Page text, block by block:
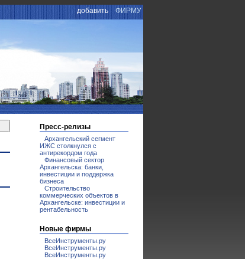
добавить ФИРМУ
Пресс-релизы
Архангельский сегмент
ИЖС столкнулся с
антирекордом года
Финансовый сектор
Архангельска: банки,
инвестиции и поддержка
бизнеса
Строительство
коммерческих объектов в
Архангельске: инвестиции и
рентабельность
Новые фирмы
ВсеИнструменты.ру
ВсеИнструменты.ру
ВсеИнструменты.ру